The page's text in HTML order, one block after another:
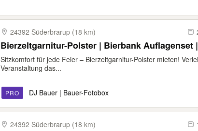
24392 Süderbrarup (18 km)
Bierzeltgarnitur-Polster | Bierbank Auflagenset
Sitzkomfort für jede Feier – Bierzeltgarnitur-Polster mieten!
Veranstaltung das...
PRO DJ Bauer | Bauer-Fotobox
24392 Süderbrarup (18 km)